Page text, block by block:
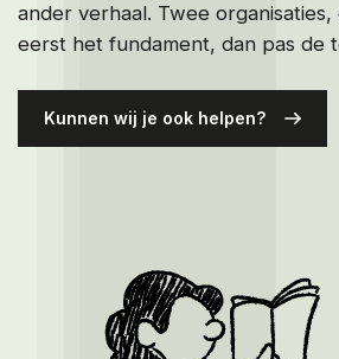
Ons werk
Over ons
ander verhaal. Twee
eerst het fundament, dan pas de
Kunnen wij je ook helpen?